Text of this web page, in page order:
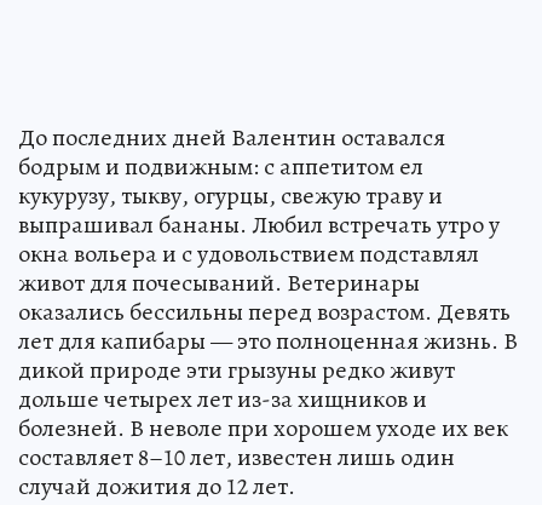
До последних дней Валентин оставался
бодрым и подвижным: с аппетитом ел
кукурузу, тыкву, огурцы, свежую траву и
выпрашивал бананы. Любил встречать утро у
окна вольера и с удовольствием подставлял
живот для почесываний. Ветеринары
оказались бессильны перед возрастом. Девять
лет для капибары — это полноценная жизнь. В
дикой природе эти грызуны редко живут
дольше четырех лет из-за хищников и
болезней. В неволе при хорошем уходе их век
составляет 8–10 лет, известен лишь один
случай дожития до 12 лет.